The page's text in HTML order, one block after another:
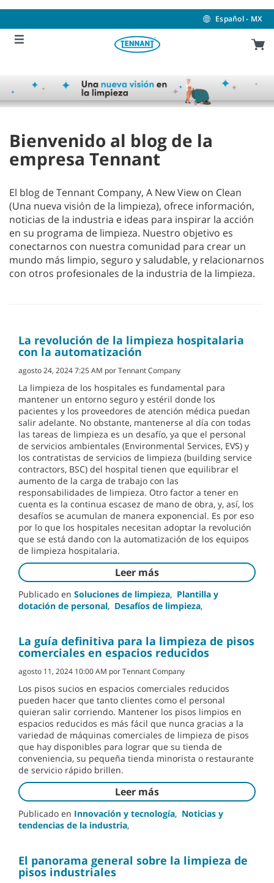
content
navigation
menu
Español - MX
Bienvenido al blog de la
empresa Tennant
El blog de Tennant Company, A New View on Clean
(Una nueva visión de la limpieza), ofrece información,
noticias de la industria e ideas para inspirar la acción
en su programa de limpieza. Nuestro objetivo es
conectarnos con nuestra comunidad para crear un
mundo más limpio, seguro y saludable, y relacionarnos
con otros profesionales de la industria de la limpieza.
La revolución de la limpieza hospitalaria
con la automatización
agosto 24, 2024 7:25 AM por Tennant Company
La limpieza de los hospitales es fundamental para
mantener un entorno seguro y estéril donde los
pacientes y los proveedores de atención médica puedan
salir adelante. No obstante, mantenerse al día con todas
las tareas de limpieza es un desafío, ya que el personal
de servicios ambientales (Environmental Services, EVS) y
los contratistas de servicios de limpieza (building service
contractors, BSC) del hospital tienen que equilibrar el
aumento de la carga de trabajo con las
responsabilidades de limpieza. Otro factor a tener en
cuenta es la continua escasez de mano de obra, y, así, los
desafíos se acumulan de manera exponencial. Es por eso
por lo que los hospitales necesitan adoptar la revolución
que se está dando con la automatización de los equipos
de limpieza hospitalaria.
Leer más
Publicado en Soluciones de limpieza, Plantilla y
dotación de personal, Desafíos de limpieza,
La guía definitiva para la limpieza de pisos
comerciales en espacios reducidos
agosto 11, 2024 10:00 AM por Tennant Company
Los pisos sucios en espacios comerciales reducidos
pueden hacer que tanto clientes como el personal
quieran salir corriendo. Mantener los pisos limpios en
espacios reducidos es más fácil que nunca gracias a la
variedad de máquinas comerciales de limpieza de pisos
que hay disponibles para lograr que su tienda de
conveniencia, su pequeña tienda minorista o restaurante
de servicio rápido brillen.
Leer más
Publicado en Innovación y tecnología, Noticias y
tendencias de la industria,
El panorama general sobre la limpieza de
pisos industriales